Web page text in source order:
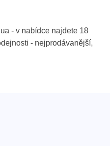
- v nabídce najdete 18
- nejprodávanější,